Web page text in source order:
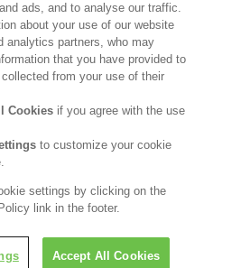
イノベーション
投資家情報
採用情報
リティ 個人情報保護方針
ads, and to analyse our traffic.
about your use of our website
analytics partners, who may
that you have provided to
from your use of their
Cookies if you agree with the use
to customize your cookie
settings by clicking on the
link in the footer.
Accept All Cookies